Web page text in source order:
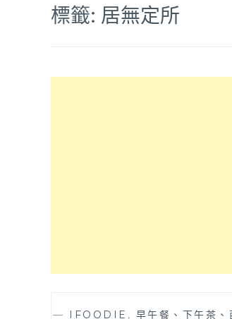
標籤: 居無定所
— IFOODIE , 早午餐、下午茶